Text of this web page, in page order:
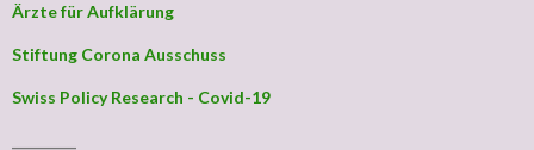
Ärzte für Aufklärung
Stiftung Corona Ausschuss
Swiss Policy Research - Covid-19